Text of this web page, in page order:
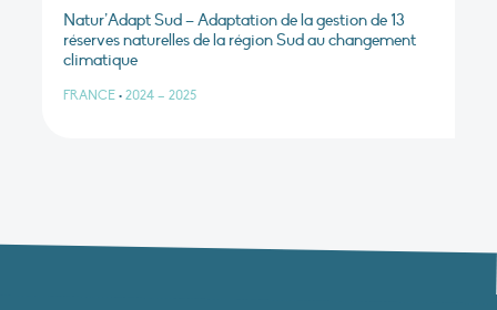
Natur’Adapt Sud – Adaptation de la gestion de 13
réserves naturelles de la région Sud au changement
climatique
FRANCE • 2024 – 2025